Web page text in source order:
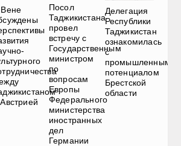
Посол
Таджикистана
провел
встречу с
Государственным
министром
по
вопросам
Европы
Федерального
министерства
иностранных
дел
Германии
Делегация
Республики
Таджикистан
ознакомилась
с
промышленным
потенциалом
Брестской
области